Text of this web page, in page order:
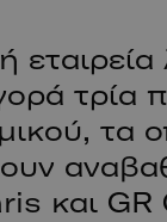
εταιρεία
τρία
τα
και